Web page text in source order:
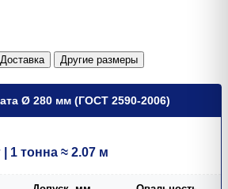
Доставка Другие размеры
Ø 280 мм (ГОСТ 2590-2006)
| 1 тонна ≈ 2.07 м